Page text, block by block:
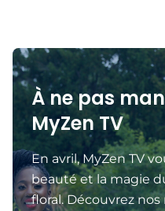
À ne pas
MyZen TV
En avril, MyZen TV
beauté et la magie
floral. Découvrez